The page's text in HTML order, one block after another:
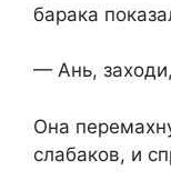
барака
— Ань,
Она
слабаков, и